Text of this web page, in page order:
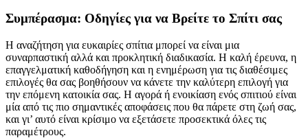
Συμπέρασμα: Οδηγίες για να Βρείτε το Σπίτι σας
Η αναζήτηση για ευκαιρίες σπίτια μπορεί να είναι μια
συναρπαστική αλλά και προκλητική διαδικασία. Η καλή έρευνα, η
επαγγελματική καθοδήγηση και η ενημέρωση για τις διαθέσιμες
επιλογές θα σας βοηθήσουν να κάνετε την καλύτερη επιλογή για
την επόμενη κατοικία σας. Η αγορά ή ενοικίαση ενός σπιτιού είναι
μία από τις πιο σημαντικές αποφάσεις που θα πάρετε στη ζωή σας,
και γι’ αυτό είναι κρίσιμο να εξετάσετε προσεκτικά όλες τις
παραμέτρους.